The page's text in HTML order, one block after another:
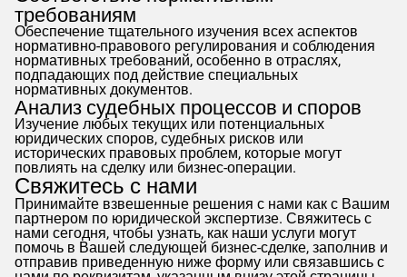
требованиям
Обеспечение тщательного изучения всех аспектов
нормативно-правового регулирования и соблюдения
нормативных требований, особенно в отраслях,
подпадающих под действие специальных
нормативных документов.
Анализ судебных процессов и споров
Изучение любых текущих или потенциальных
юридических споров, судебных рисков или
исторических правовых проблем, которые могут
повлиять на сделку или бизнес-операции.
Свяжитесь с нами
Принимайте взвешенные решения с нами как с Вашим
партнером по юридической экспертизе. Свяжитесь с
нами сегодня, чтобы узнать, как наши услуги могут
помочь в Вашей следующей бизнес-сделке, заполнив и
отправив приведенную ниже форму или связавшись с